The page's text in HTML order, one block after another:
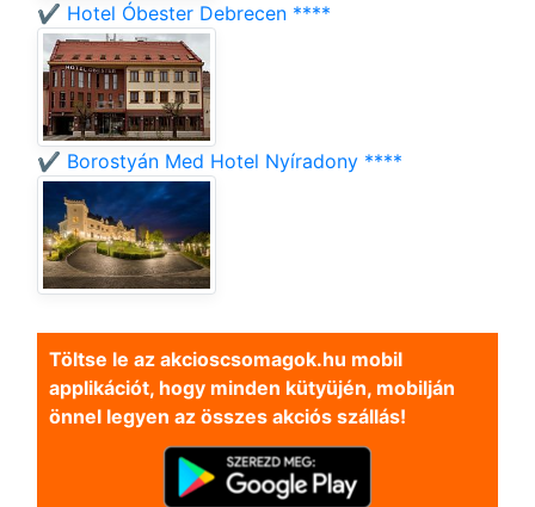
✔️ Hotel Óbester Debrecen ****
✔️ Borostyán Med Hotel Nyíradony ****
Töltse le az akcioscsomagok.hu mobil
applikációt, hogy minden kütyüjén, mobilján
önnel legyen az összes akciós szállás!